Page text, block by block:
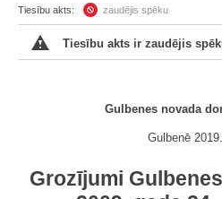
Tiesību akts: zaudējis spēku
Tiesību akts ir zaudējis
Gulbenes novada
Gulbenē
Grozījumi